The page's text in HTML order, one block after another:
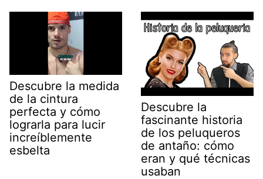
Descubre la medida
de la cintura
perfecta y cómo
lograrla para lucir
increíblemente
esbelta
Descubre la
fascinante historia
de los peluqueros
de antaño: cómo
eran y qué técnicas
usaban